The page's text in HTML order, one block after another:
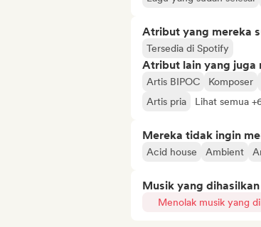
Atribut yang mereka
Tersedia di Spotify
Atribut lain yang juga
Artis BIPOC Komposer
Artis pria
Lihat semua
Mereka tidak ingin
Acid house Ambient
Musik yang
Menolak musik yang